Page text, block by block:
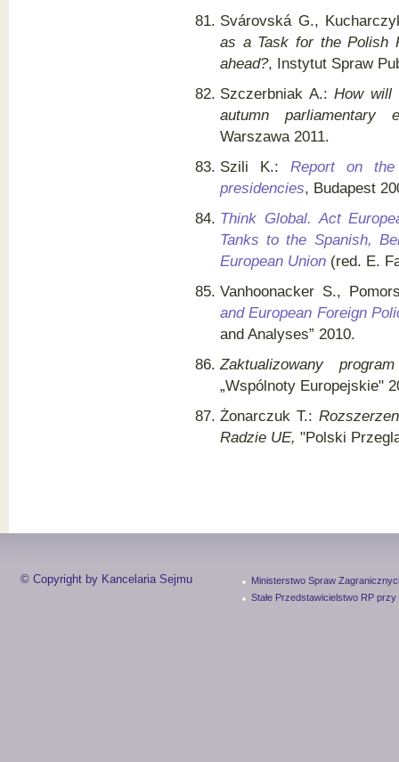
Svárovská G.,
as a Task for the Polish
ahead?, Instytut Spraw
Szczerbniak A.:How will
autumn parliamentary
Warszawa 2011.
Szili K.: Report on
presidencies, Budapest
Think Global. Act
Tanks to the Spanish,
European Union (red. E.
Vanhoonacker S.,
and European Foreign
and Analyses” 2010.
Zaktualizowany
„Wspólnoty Europejskie"
Żonarczuk T.:
Radzie UE, "Polski
© Copyright by Kancelaria Sejmu
Ministerstwo Spraw
Stałe Przedstawicielstwo RP przy